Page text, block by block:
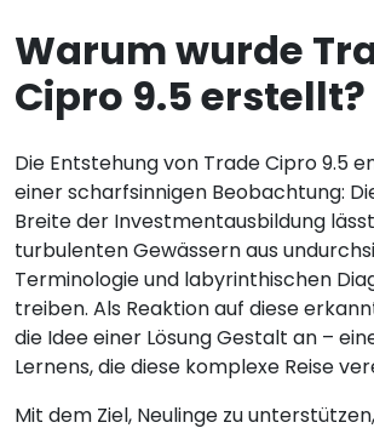
Warum wurde
Cipro 9.5 erstellt?
Die Entstehung von Trade Cipro 9.5
einer scharfsinnigen Beobachtung:
Breite der Investmentausbildung
turbulenten Gewässern aus
Terminologie und labyrinthischen
treiben. Als Reaktion auf diese
die Idee einer Lösung Gestalt an –
Lernens, die diese komplexe Reise
Mit dem Ziel, Neulinge zu